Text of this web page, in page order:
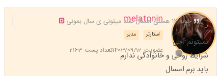
melatonin
مدیر استارتر
عضویت: 1403/09/12 تعداد پست: 2163
خوبه ۱۲ هستی امسال نشد میتونی ی سال بمونی
نمیتونم آجی
شرایط روحی و خانوادگی ندارم
باید برم امسال